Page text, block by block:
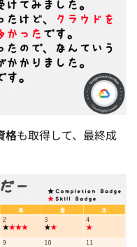
格も取得して、最終成